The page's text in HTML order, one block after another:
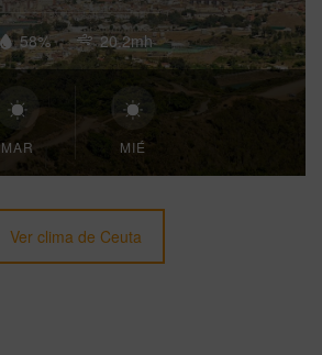
58% 20.2mh
MAR MIÉ
Ver clima de Ceuta